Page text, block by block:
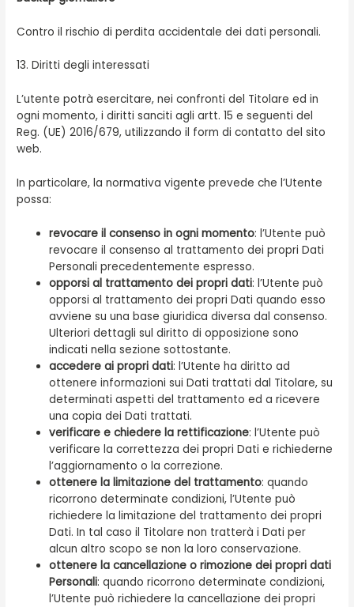
Contro il rischio di perdita accidentale dei dati personali.
13. Diritti degli interessati
L’utente potrà esercitare, nei confronti del Titolare ed in
ogni momento, i diritti sanciti agli artt. 15 e seguenti del
Reg. (UE) 2016/679, utilizzando il form di contatto del sito
web.
In particolare, la normativa vigente prevede che l’Utente
possa:
revocare il consenso in ogni momento: l’Utente può
revocare il consenso al trattamento dei propri Dati
Personali precedentemente espresso.
opporsi al trattamento dei propri dati: l’Utente può
opporsi al trattamento dei propri Dati quando esso
avviene su una base giuridica diversa dal consenso.
Ulteriori dettagli sul diritto di opposizione sono
indicati nella sezione sottostante.
accedere ai propri dati: l’Utente ha diritto ad
ottenere informazioni sui Dati trattati dal Titolare, su
determinati aspetti del trattamento ed a ricevere
una copia dei Dati trattati.
verificare e chiedere la rettificazione: l’Utente può
verificare la correttezza dei propri Dati e richiederne
l’aggiornamento o la correzione.
ottenere la limitazione del trattamento: quando
ricorrono determinate condizioni, l’Utente può
richiedere la limitazione del trattamento dei propri
Dati. In tal caso il Titolare non tratterà i Dati per
alcun altro scopo se non la loro conservazione.
ottenere la cancellazione o rimozione dei propri dati
Personali: quando ricorrono determinate condizioni,
l’Utente può richiedere la cancellazione dei propri